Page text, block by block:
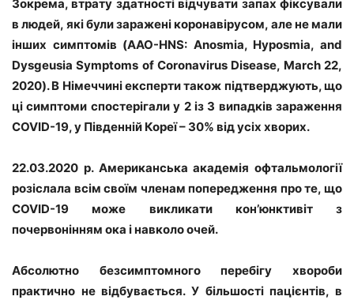
Зокрема, втрату здатності відчувати запах фіксували
в людей, які були заражені коронавірусом, але не мали
інших симптомів (AAO-HNS: Anosmia, Hyposmia, and
Dysgeusia Symptoms of Coronavirus Disease, March 22,
2020). В Німеччині експерти також підтверджують, що
ці симптоми спостерігали у 2 із 3 випадків зараження
COVID-19, у Південній Кореї – 30% від усіх хворих.
22.03.2020 р. Американська академія офтальмології
розіслала всім своїм членам попередження про те, що
COVID-19 може викликати кон’юнктивіт з
почервонінням ока і навколо очей.
Абсолютно безсимптомного перебігу хвороби
практично не відбувається. У більшості пацієнтів, в